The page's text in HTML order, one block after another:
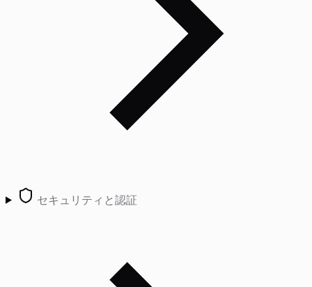
セキュリティと認証